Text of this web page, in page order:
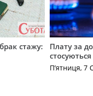
стажу:
Плату за
П’ятниця, 7